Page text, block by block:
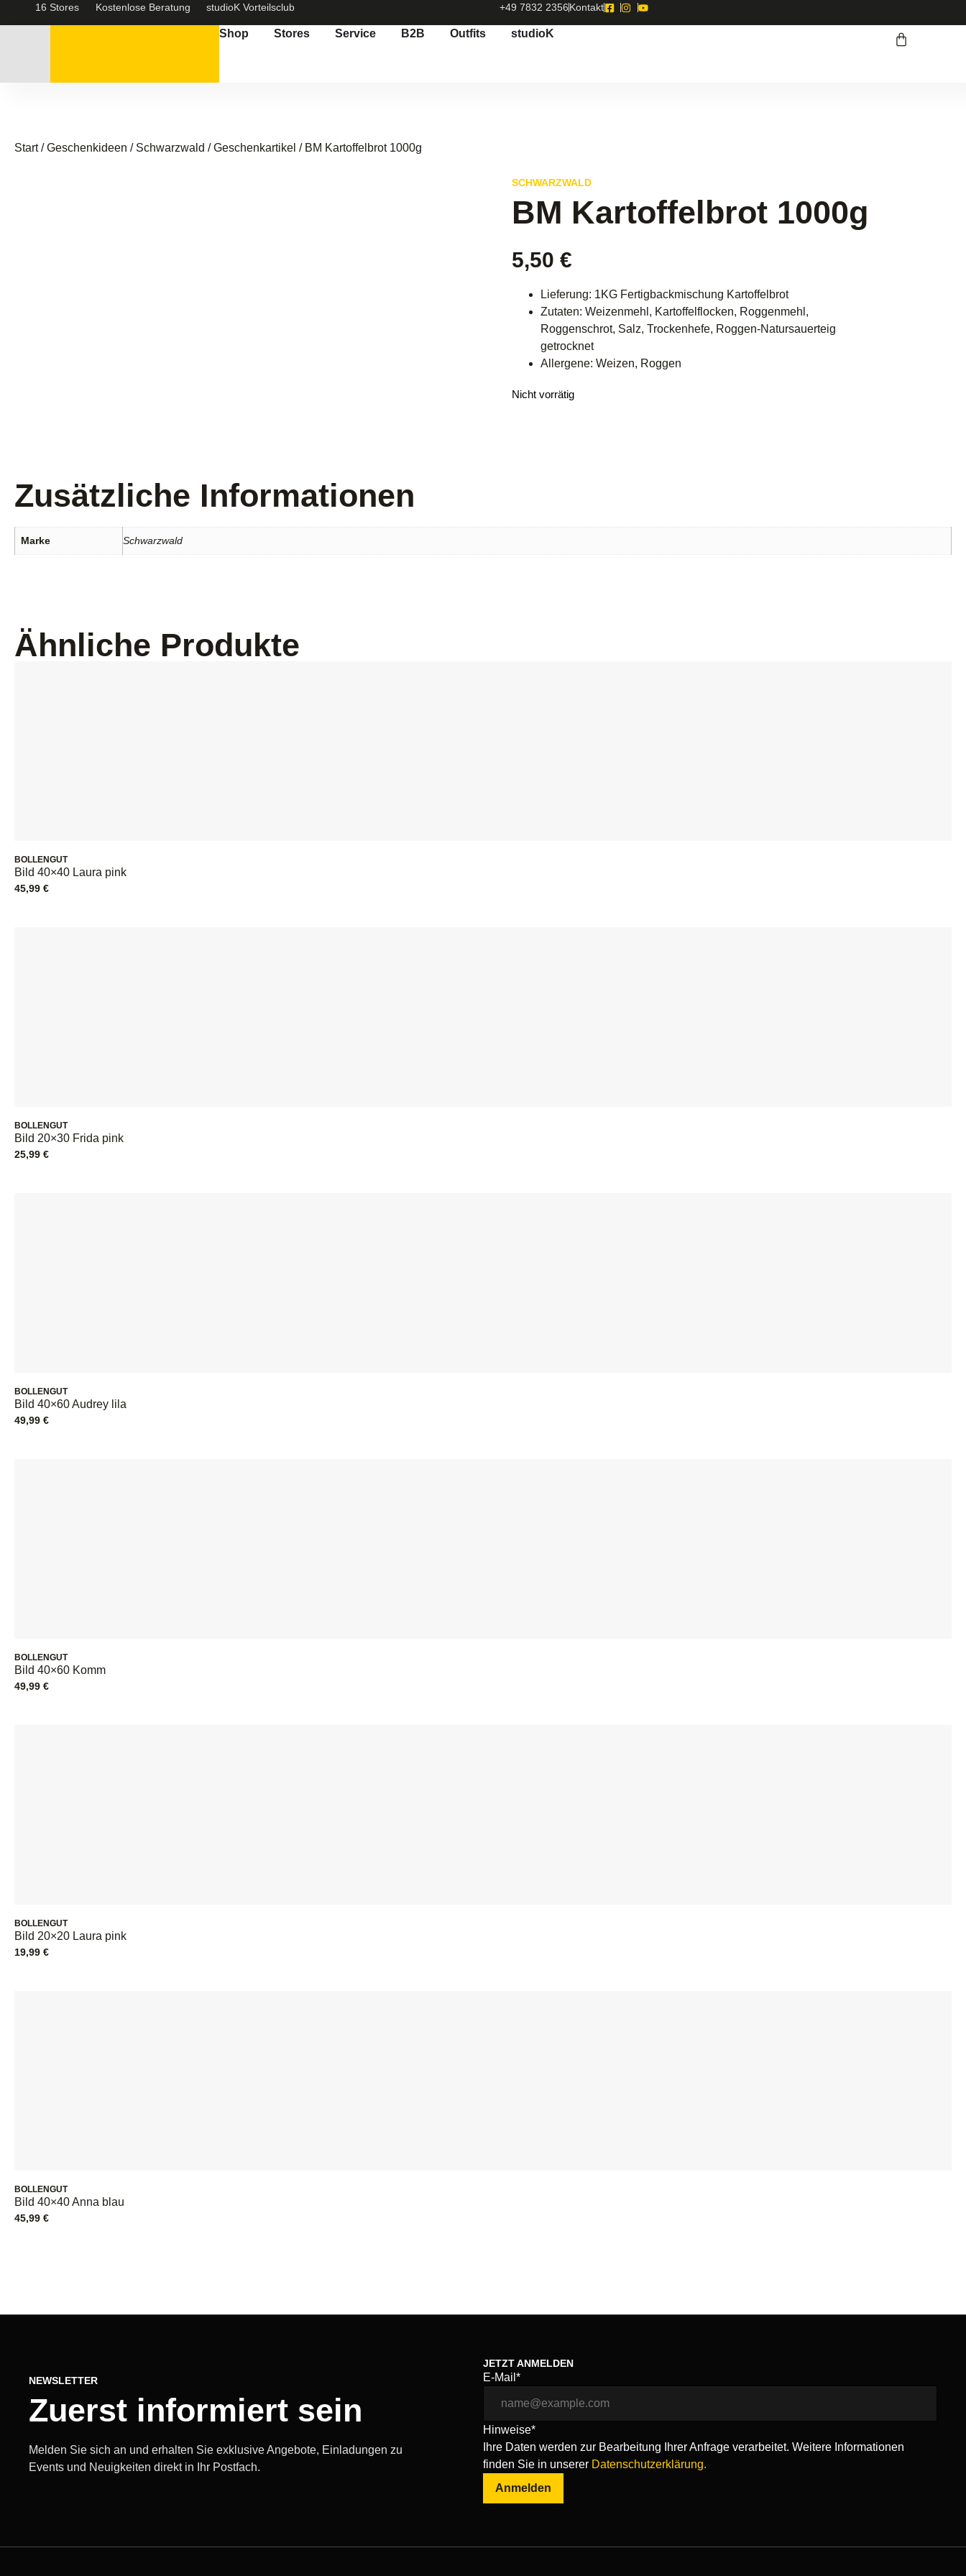
16 Stores Kostenlose Beratung studioK Vorteilsclub +49 7832 2356Kontakt
Shop Stores Service B2B Outfits studioK
Start/Geschenkideen / Schwarzwald /Geschenkartikel / BM Kartoffelbrot 1000g
SCHWARZWALD
BM Kartoffelbrot 1000g
5,50 €
Lieferung: 1KG Fertigbackmischung Kartoffelbrot
Zutaten: Weizenmehl, Kartoffelflocken, Roggenmehl,
Roggenschrot, Salz, Trockenhefe, Roggen-Natursauerteig
getrocknet
Allergene: Weizen, Roggen
Nicht vorrätig
Zusätzliche Informationen
Marke Schwarzwald
Ähnliche Produkte
BOLLENGUT
Bild 40×40 Laura pink
45,99 €
BOLLENGUT
Bild 20×30 Frida pink
25,99 €
BOLLENGUT
Bild 40×60 Audrey lila
49,99 €
BOLLENGUT
Bild 40×60 Komm
49,99 €
BOLLENGUT
Bild 20×20 Laura pink
19,99 €
BOLLENGUT
Bild 40×40 Anna blau
45,99 €
NEWSLETTER
Zuerst informiert sein
Melden Sie sich an und erhalten Sie exklusive Angebote, Einladungen zu
Events und Neuigkeiten direkt in Ihr Postfach.
JETZT ANMELDEN
E-Mail*
Hinweise*
Ihre Daten werden zur Bearbeitung Ihrer Anfrage verarbeitet. Weitere Informationen
finden Sie in unserer Datenschutzerklärung.
Anmelden